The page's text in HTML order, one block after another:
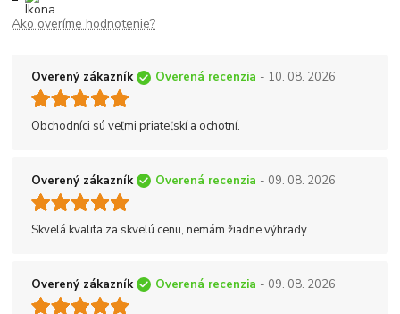
Ako overíme hodnotenie?
Overený zákazník Overená recenzia - 10. 08. 2026
Obchodníci sú veľmi priateľskí a ochotní.
Overený zákazník Overená recenzia - 09. 08. 2026
Skvelá kvalita za skvelú cenu, nemám žiadne výhrady.
Overený zákazník Overená recenzia - 09. 08. 2026